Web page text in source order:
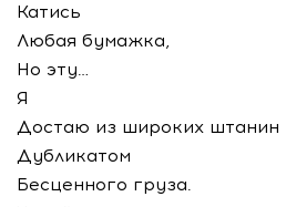
Катись
Любая бумажка,
Но эту…
Я
Достаю из широких штанин
Дубликатом
Бесценного груза.